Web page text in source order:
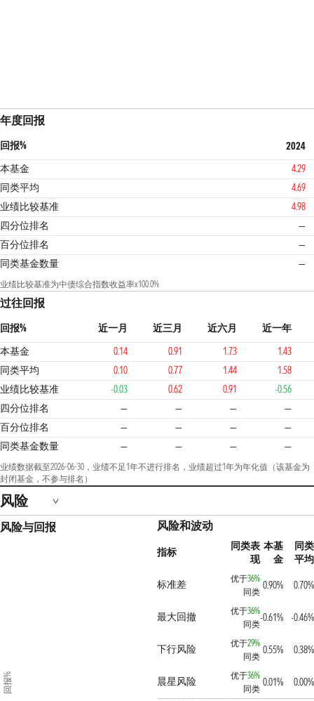
年度回报
回报%
2024
本基金
4.29
同类平均
4.69
业绩比较基准
4.98
四分位排名
—
百分位排名
—
同类基金数量
—
业绩比较基准为中债综合指数收益率x100.0%
过往回报
回报% 近一月 近三月 近六月
近一年
本基金
0.14 0.91 1.73
1.43
同类平均
0.10 0.77 1.44
1.58
业绩比较基准
-0.03 0.62 0.91
-0.56
四分位排名
— — —
—
百分位排名
— — —
—
同类基金数量
— — — —
业绩数据截至2026-06-30，业绩不足1年不进行排名，业绩超过1年为年化值（该基金为
封闭基金，不参与排名）
风险
风险与回报
回报%
风险和波动
指标
同类表
现
本基
金
同类
平均
标准差
优于36%
同类
0.90% 0.70%
最大回撤 优于36%
同类
-0.61% -0.46%
下行风险 优于29%
同类
0.55% 0.38%
晨星风险 优于36%
同类
0.01% 0.00%